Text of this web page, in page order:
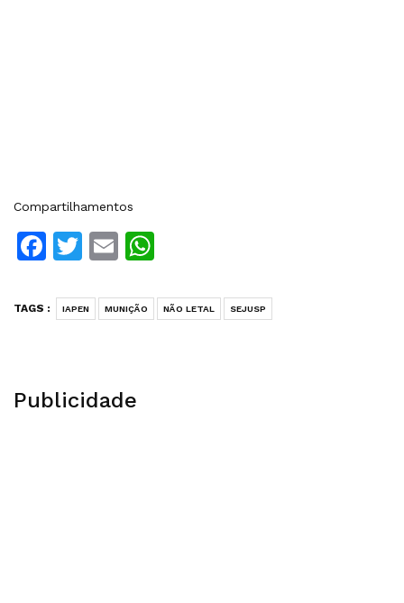
Compartilhamentos
Facebook
Twitter
Email
TAGS : IAPEN MUNIÇÃO NÃO LETAL SEJUSP
Publicidade